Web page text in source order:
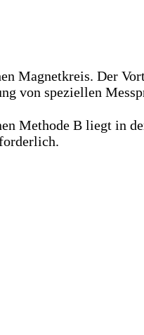
Magnetkreis. Der
von speziellen
Methode B liegt in